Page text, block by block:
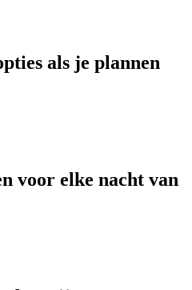
als je plannen
voor elke nacht van